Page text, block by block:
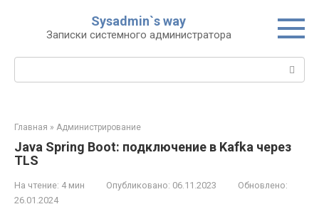
Sysadmin`s way
Записки системного администратора
Поиск:
Главная » Администрирование
Java Spring Boot: подключение в Kafka через
TLS
На чтение: 4 мин Опубликовано: 06.11.2023
Обновлено:
26.01.2024